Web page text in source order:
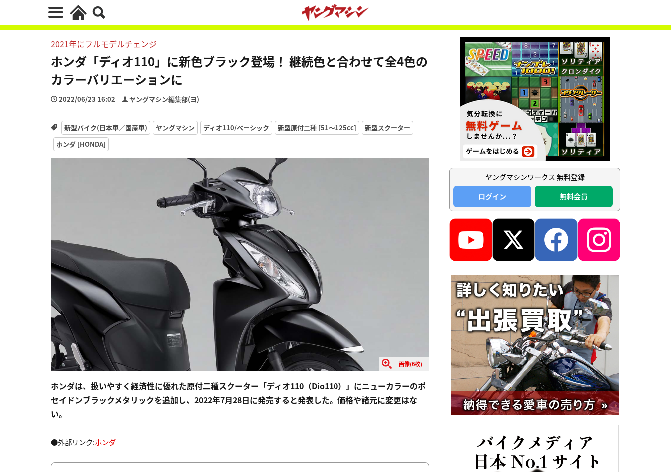
2021年にフルモデルチェンジ
ホンダ「ディオ110」に新色ブラック登場！ 継続色と合わせて全4色の
カラーバリエーションに
2022/06/23 16:02 ヤングマシン編集部(ヨ)
新型バイク(日本車／国産車) ヤングマシン ディオ110/ベーシック 新型原付二種 [51〜125cc]
新型スクーター
ホンダ [HONDA]
画像(6枚)
ホンダは、扱いやすく経済性に優れた原付二種スクーター「ディオ110（Dio110）」にニューカラーのポ
セイドンブラックメタリックを追加し、2022年7月28日に発売すると発表した。価格や諸元に変更はな
い。
●外部リンク:ホンダ
ヤングマシンワークス 無料登録
ログイン
無料会員